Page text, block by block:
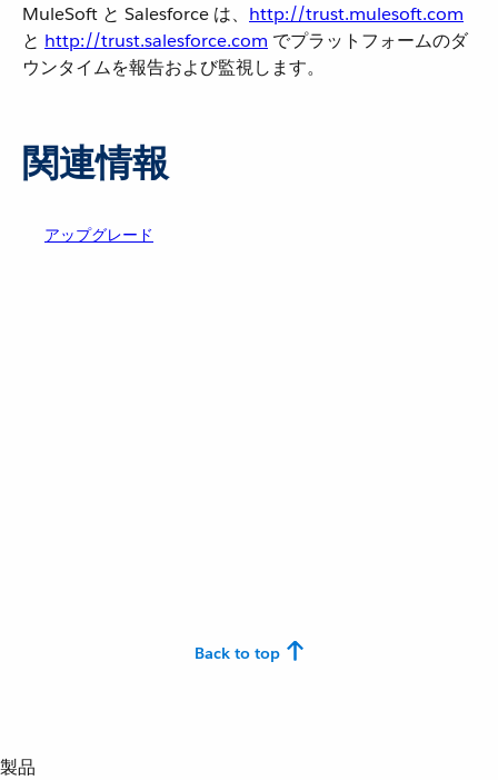
MuleSoft と Salesforce は、​ http://trust.mulesoft.com
と http://trust.salesforce.com でプラットフォームのダ
ウンタイムを報告および監視します。
関連情報
アップグレード
Back to top
製品